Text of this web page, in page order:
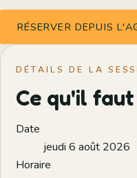
RÉSERVER DEPUIS
DÉTAILS DE LA
Ce qu'il
Date
jeudi 6 août 2026
Horaire